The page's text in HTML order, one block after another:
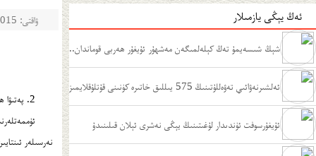
ئەڭ يېڭى يازمىلار
شېڭ شىسەيمۇ تەڭ كېلەلمىگەن مەشھۇر ئۇيغۇر ھەربى قوماندان..
. ئەلشىرنەۋائىي تەۋەللۇتىنىڭ 575 يىللىق خاتىرە كۈنىنى قۇتلۇقلايمىز
ﺋﯘﻳﻐﯘﺭﺳﻮﻓﺖ ﺋﯜﻧﺪﯨﺪﺍﺭ ﻟﯘﻏﯩﺘﯩﻨﯩﯔ ﻳﯧﯖﻰ ﻧﻪﺷﺮﻯ ﺋﯧﻼﻥ ﻗﯩﻠﯩﻨﯩﺪﯗ
ۋاقتى: 2015-01-25
2. پەتىۋا ھەققىدىكى باشقا مىساللار
نەرسىلەر